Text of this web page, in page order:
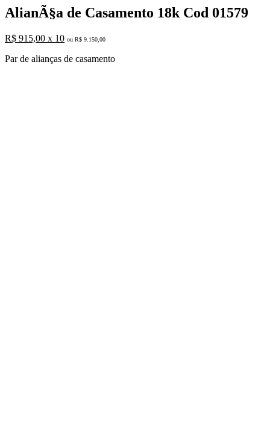
AlianÃ§a de Casamento 18k Cod 01579
R$ 915,00 x 10 ou R$ 9.150,00
Par de alianças de casamento